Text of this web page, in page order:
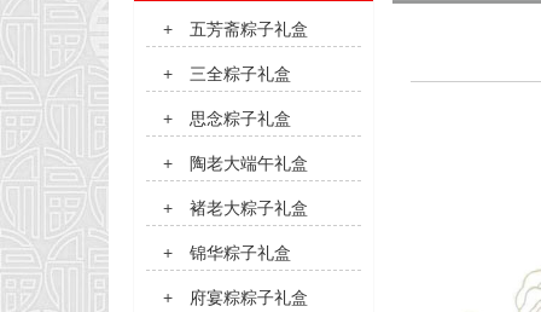
+ 五芳斋粽子礼盒
+ 三全粽子礼盒
+ 思念粽子礼盒
+ 陶老大端午礼盒
+ 褚老大粽子礼盒
+ 锦华粽子礼盒
+ 府宴粽粽子礼盒